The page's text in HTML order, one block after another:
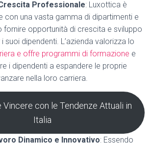
Professionale: Luxottica è
con una vasta gamma di dipartimenti e
fornire opportunità di crescita e sviluppo
suoi dipendenti. L’azienda valorizza lo
e offre programmi di formazione e
i dipendenti a espandere le proprie
nella loro carriera.
con le Tendenze Attuali in
Italia
Dinamico e Innovativo: Essendo